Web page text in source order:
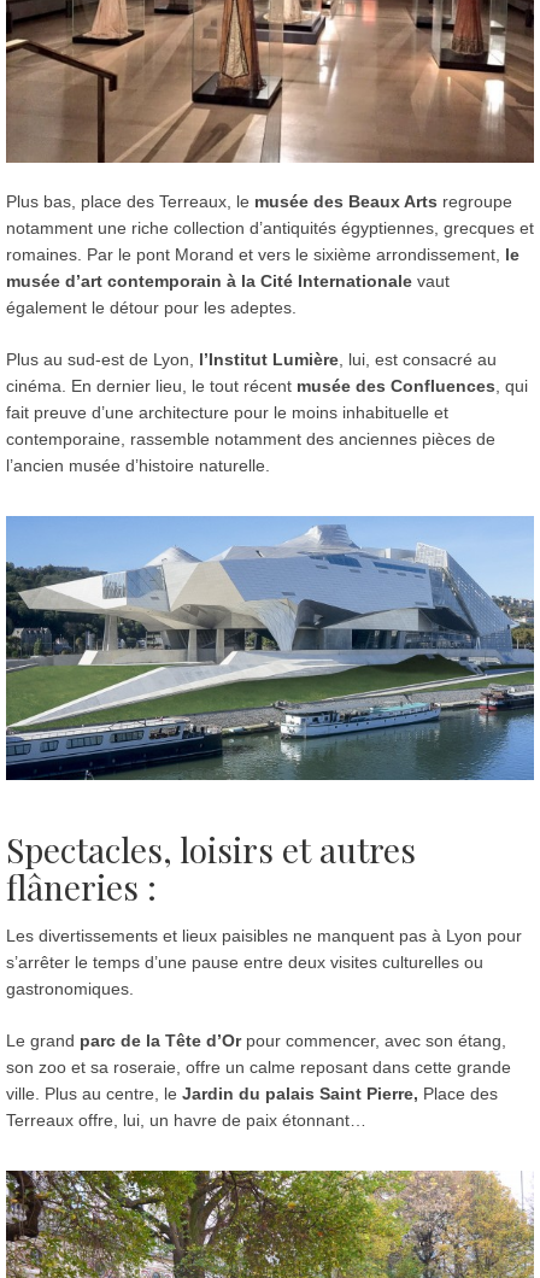
Plus bas, place des Terreaux, le musée des Beaux Arts regroupe
notamment une riche collection d’antiquités égyptiennes, grecques et
romaines. Par le pont Morand et vers le sixième arrondissement, le
musée d’art contemporain à la Cité Internationale vaut
également le détour pour les adeptes.
Plus au sud-est de Lyon, l’Institut Lumière , lui, est consacré au
cinéma. En dernier lieu, le tout récent musée des Confluences , qui
fait preuve d’une architecture pour le moins inhabituelle et
contemporaine, rassemble notamment des anciennes pièces de
l’ancien musée d’histoire naturelle.
Spectacles, loisirs et autres
flâneries :
Les divertissements et lieux paisibles ne manquent pas à Lyon pour
s’arrêter le temps d’une pause entre deux visites culturelles ou
gastronomiques.
Le grand parc de la Tête d’Orpour commencer, avec son étang,
son zoo et sa roseraie, offre un calme reposant dans cette grande
ville. Plus au centre, le Jardin du palais Saint Pierre, Place des
Terreaux offre, lui, un havre de paix étonnant…